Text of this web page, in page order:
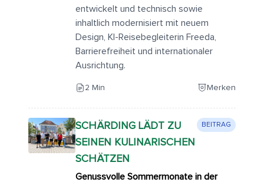
entwickelt und technisch sowie
inhaltlich modernisiert mit neuem
Design, KI-Reisebegleiterin Freeda,
Barrierefreiheit und internationaler
Ausrichtung.
2 Min Merken
SCHÄRDING LÄDT ZU
SEINEN KULINARISCHEN
SCHÄTZEN
BEITRAG
Genussvolle Sommermonate in der